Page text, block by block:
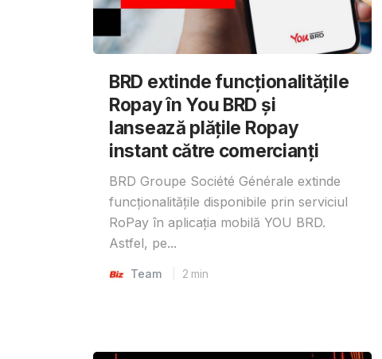
BRD extinde funcționalitățile
Ropay în You BRD și
lansează plățile Ropay
instant către comercianți
BRD Groupe Société Générale extinde
funcționalitățile disponibile prin serviciul
RoPay în aplicația mobilă YOU BRD.
Astfel, pe...
Team 2 min